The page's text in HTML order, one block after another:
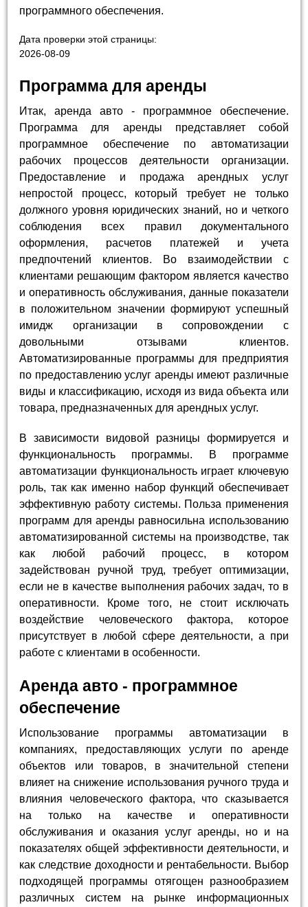
программного обеспечения.
Дата проверки этой страницы:
2026-08-09
Программа для аренды
Итак, аренда авто - программное обеспечение.
Программа для аренды представляет собой
программное обеспечение по автоматизации
рабочих процессов деятельности организации.
Предоставление и продажа арендных услуг
непростой процесс, который требует не только
должного уровня юридических знаний, но и четкого
соблюдения всех правил документального
оформления, расчетов платежей и учета
предпочтений клиентов. Во взаимодействии с
клиентами решающим фактором является качество
и оперативность обслуживания, данные показатели
в положительном значении формируют успешный
имидж организации в сопровождении с
довольными отзывами клиентов.
Автоматизированные программы для предприятия
по предоставлению услуг аренды имеют различные
виды и классификацию, исходя из вида объекта или
товара, предназначенных для арендных услуг.
В зависимости видовой разницы формируется и
функциональность программы. В программе
автоматизации функциональность играет ключевую
роль, так как именно набор функций обеспечивает
эффективную работу системы. Польза применения
программ для аренды равносильна использованию
автоматизированной системы на производстве, так
как любой рабочий процесс, в котором
задействован ручной труд, требует оптимизации,
если не в качестве выполнения рабочих задач, то в
оперативности. Кроме того, не стоит исключать
воздействие человеческого фактора, которое
присутствует в любой сфере деятельности, а при
работе с клиентами в особенности.
Аренда авто - программное
обеспечение
Использование программы автоматизации в
компаниях, предоставляющих услуги по аренде
объектов или товаров, в значительной степени
влияет на снижение использования ручного труда и
влияния человеческого фактора, что сказывается
на только на качестве и оперативности
обслуживания и оказания услуг аренды, но и на
показателях общей эффективности деятельности, и
как следствие доходности и рентабельности. Выбор
подходящей программы отягощен разнообразием
различных систем на рынке информационных